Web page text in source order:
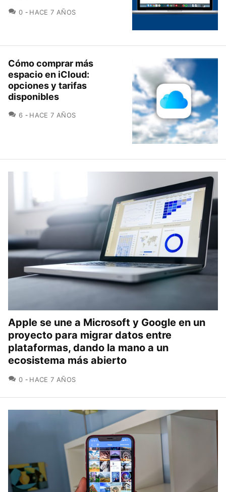
0 COMENTARIOS
HACE 7 AÑOS
Cómo comprar más
espacio en iCloud:
opciones y tarifas
disponibles
6 COMENTARIOS
HACE 7 AÑOS
Apple se une a Microsoft y Google en un
proyecto para migrar datos entre
plataformas, dando la mano a un
ecosistema más abierto
0 COMENTARIOS
HACE 7 AÑOS